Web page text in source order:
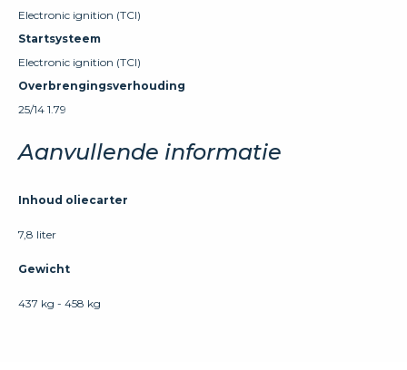
Electronic ignition (TCI)
Startsysteem
Electronic ignition (TCI)
Overbrengingsverhouding
25/14 1.79
Aanvullende informatie
Inhoud oliecarter
7,8 liter
Gewicht
437 kg - 458 kg